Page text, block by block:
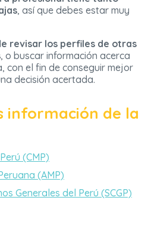
, así que debes estar muy
revisar los perfiles de otras
, o buscar información acerca
con el fin de conseguir mejor
decisión acertada.
información de la
(CMP)
(AMP)
Generales del Perú (SCGP)